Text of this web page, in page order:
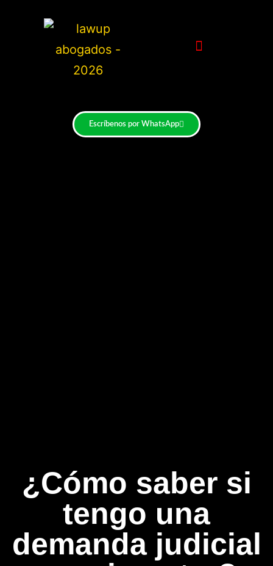
Escríbenos por WhatsApp
¿Cómo saber si
tengo una
demanda judicial